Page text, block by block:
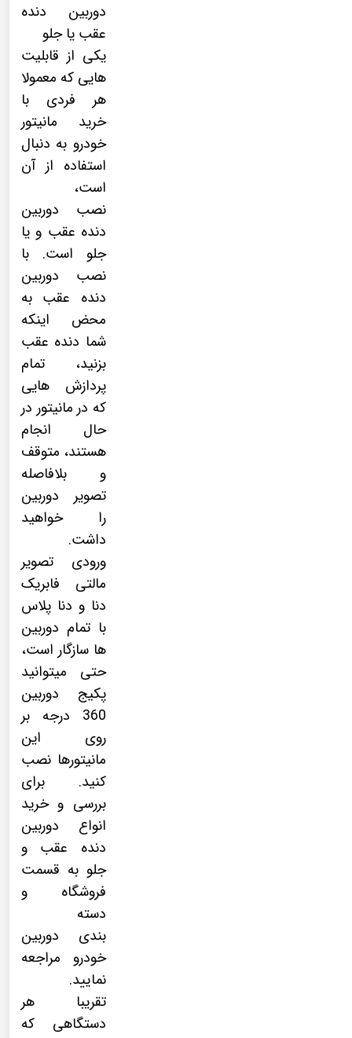
دوربین دنده
عقب یا جلو
یکی از قابلیت
هایی که معمولا
هر فردی با
خرید مانیتور
خودرو به دنبال
استفاده از آن
است،
نصب دوربین
دنده عقب و یا
جلو است. با
نصب دوربین
دنده عقب به
محض اینکه
شما دنده عقب
بزنید، تمام
پردازش هایی
که در مانیتور در
حال انجام
هستند، متوقف
و بلافاصله
تصویر دوربین
را خواهید
داشت.
ورودی تصویر
مالتی فابریک
دنا و دنا پلاس
با تمام دوربین
ها سازگار است،
حتی میتوانید
پکیج دوربین
360 درجه
بر
روی این
مانیتورها نصب
کنید. برای
بررسی و خرید
انواع دوربین
دنده عقب و
جلو به قسمت
فروشگاه و
دسته
بندی دوربین
خودرو مراجعه
نمایید.
تقریبا هر
دستگاهی که